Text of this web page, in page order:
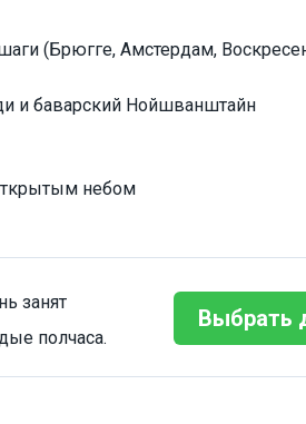
(Брюгге, Амстердам,
и баварский Нойшванштайн
небом
занят
полчаса.
Выбрать